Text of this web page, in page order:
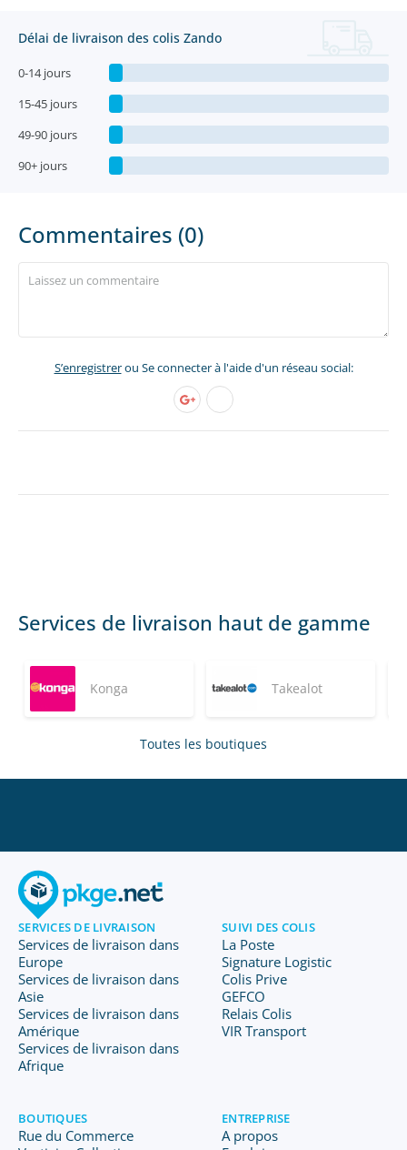
Délai de livraison des colis Zando
0-14 jours
15-45 jours
49-90 jours
90+ jours
Commentaires (0)
S’enregistrerou Se connecter à l'aide d'un réseau social:
Services de livraison haut de gamme
Konga Takealot
Toutes les boutiques
SERVICES DE LIVRAISON
Services de livraison dans
Europe
Services de livraison dans
Asie
Services de livraison dans
Amérique
Services de livraison dans
Afrique
SUIVI DES COLIS
La Poste
Signature Logistic
Colis Prive
GEFCO
Relais Colis
VIR Transport
BOUTIQUES
Rue du Commerce
ENTREPRISE
A propos